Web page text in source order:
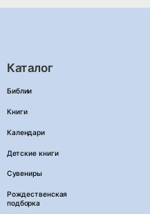
Каталог
Библии
Книги
Календари
Детские книги
Сувениры
Рождественская
подборка